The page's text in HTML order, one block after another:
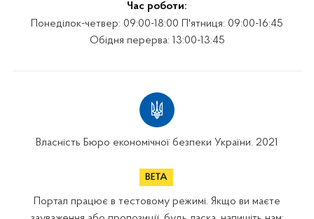
Час роботи:
Понеділок-четвер: 09:00-18:00 П'ятниця: 09:00-16:45
Обідня перерва: 13:00-13:45
Власність Бюро економічної безпеки України. 2021
Портал працює в тестовому режимі. Якщо ви маєте